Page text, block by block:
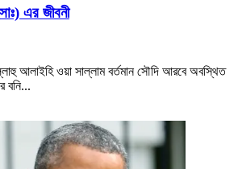
এর জীবনী
আলাইহি ওয়া সাল্লাম বর্তমান সৌদি আরবে অবস্থিত
বনি...